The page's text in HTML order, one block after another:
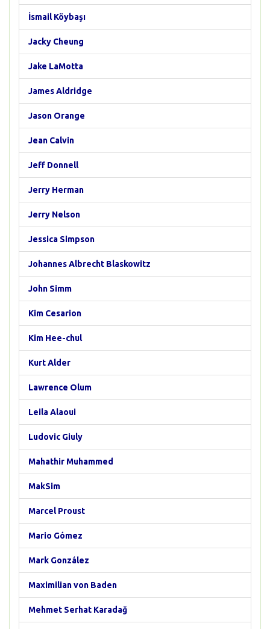
İsmail Köybaşı
Jacky Cheung
Jake LaMotta
James Aldridge
Jason Orange
Jean Calvin
Jeff Donnell
Jerry Herman
Jerry Nelson
Jessica Simpson
Johannes Albrecht Blaskowitz
John Simm
Kim Cesarion
Kim Hee-chul
Kurt Alder
Lawrence Olum
Leila Alaoui
Ludovic Giuly
Mahathir Muhammed
MakSim
Marcel Proust
Mario Gómez
Mark González
Maximilian von Baden
Mehmet Serhat Karadağ